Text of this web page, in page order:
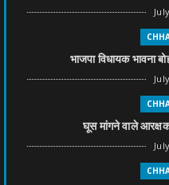
भाजपा विधायक भावना
घूस मांगने वाले